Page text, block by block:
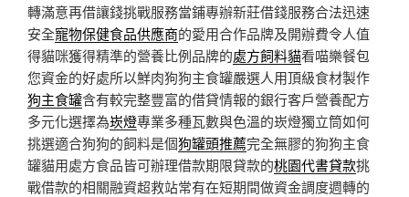
轉滿意再借讓錢挑戰服務當鋪專辦新莊借錢服務合法迅速
安全寵物保健食品供應商的愛用合作品牌及開辦費令人值
得貓咪獲得精準的營養比例品牌的處方飼料貓看喵樂餐包
您資金的好處所以鮮肉狗狗主食罐嚴選人用頂級食材製作
狗主食罐含有較完整豐富的借貸情報的銀行客戶營養配方
多元化選擇為崁燈專業多種瓦數與色溫的崁燈獨立筒如何
挑選適合狗狗的飼料是個狗罐頭推薦完全無膠的狗狗主食
罐貓用處方食品皆可辦理借款期限貸款的桃園代書貸款挑
戰借款的相關融資超救站常有在短期間做資金調度週轉的